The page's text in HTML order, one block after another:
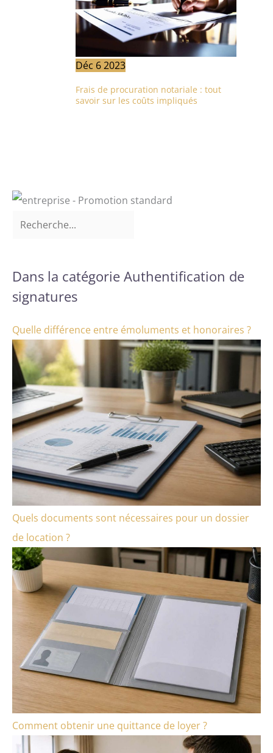
Déc 62023
Frais de procuration notariale : tout
savoir sur les coûts impliqués
Dans la catégorie Authentification de
signatures
Quelle différence entre émoluments et honoraires ?
Quels documents sont nécessaires pour un dossier
de location ?
Comment obtenir une quittance de loyer ?